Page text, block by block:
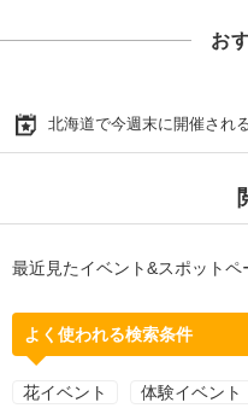
お
北海道で今週末に開催され
最近見たイベント&スポットペ
よく使われる検索条件
花イベント 体験イベント